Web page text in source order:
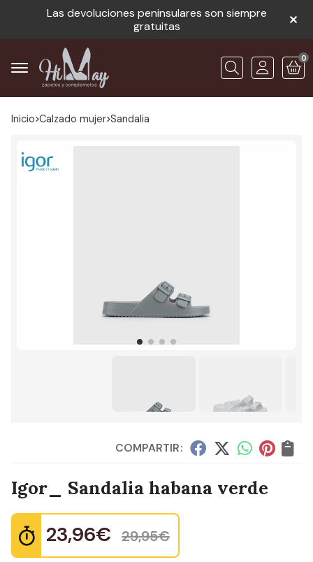
Las devoluciones peninsulares son siempre
gratuitas
Buscar
0
Inicio calzado mujer sandalia
COMPARTIR:
Igor_ Sandalia habana verde
23,96€ 29,95€